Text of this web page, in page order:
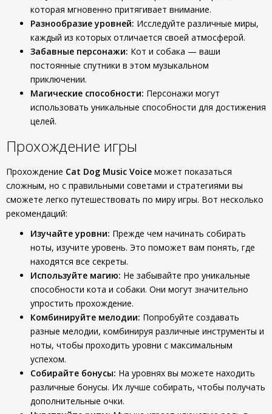
которая мгновенно притягивает внимание.
Разнообразие уровней: Исследуйте различные миры,
каждый из которых отличается своей атмосферой.
Забавные персонажи: Кот и собака — ваши
постоянные спутники в этом музыкальном
приключении.
Магические способности: Персонажи могут
использовать уникальные способности для достижения
целей.
Прохождение игры
Прохождение Cat Dog Music Voice может показаться
сложным, но с правильными советами и стратегиями вы
сможете легко путешествовать по миру игры. Вот несколько
рекомендаций:
Изучайте уровни: Прежде чем начинать собирать
ноты, изучите уровень. Это поможет вам понять, где
находятся все секреты.
Используйте магию: Не забывайте про уникальные
способности кота и собаки. Они могут значительно
упростить прохождение.
Комбинируйте мелодии: Попробуйте создавать
разные мелодии, комбинируя различные инструменты и
ноты, чтобы проходить уровни с максимальным
успехом.
Собирайте бонусы: На уровнях вы можете находить
различные бонусы. Их лучше собирать, чтобы получать
дополнительные очки.